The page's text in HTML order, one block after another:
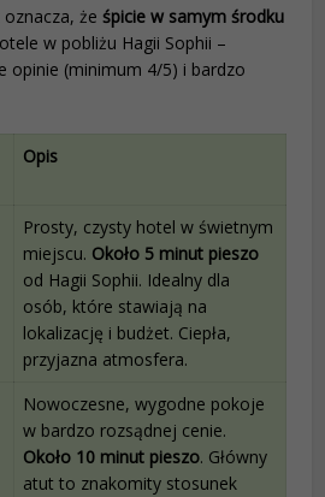
oznacza, żeśpicie w samym środku
w pobliżu Hagii Sophii –
opinie (minimum 4/5) i bardzo
Opis
Prosty, czysty hotel w świetnym
miejscu. Około 5 minut pieszo
od Hagii Sophii. Idealny dla
osób, które stawiają na
lokalizację i budżet. Ciepła,
przyjazna atmosfera.
Nowoczesne, wygodne pokoje
w bardzo rozsądnej cenie.
Około 10 minut pieszo. Główny
atut to znakomity stosunek